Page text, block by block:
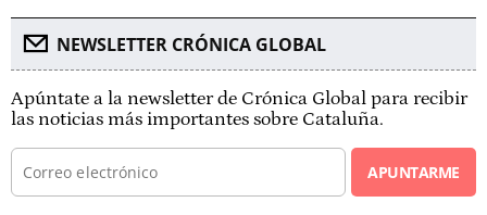
NEWSLETTER CRÓNICA GLOBAL
Apúntate a la newsletter de Crónica Global para recibir
las noticias más importantes sobre Cataluña.
APUNTARME